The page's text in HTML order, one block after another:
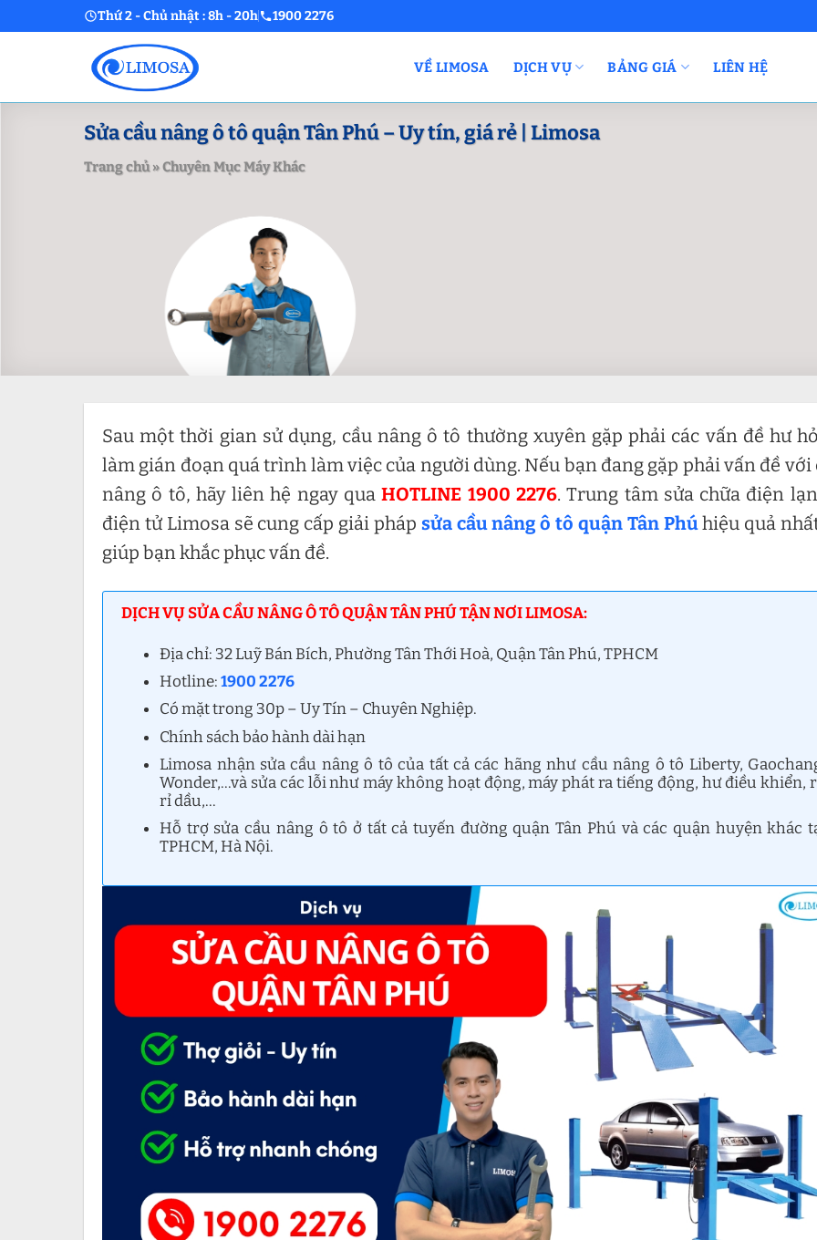
to
Thứ 2 - Chủ nhật : 8h - 20h 1900 2276
VỀ LIMOSA DỊCH VỤ BẢNG GIÁ LIÊN HỆ
Sửa cầu nâng ô tô quận Tân Phú – Uy tín, giá rẻ | Limosa
Trang chủ»Chuyên Mục Máy Khác
Sau một thời gian sử dụng, cầu nâng ô tô thường xuyên gặp phải các vấn đề hư
làm gián đoạn quá trình làm việc của người dùng. Nếu bạn đang gặp phải vấn đề với
nâng ô tô, hãy liên hệ ngay quaHOTLINE 1900 2276. Trung tâm sửa chữa điện
điện tử Limosa sẽ cung cấp giải pháp sửa cầu nâng ô tô quận Tân Phúhiệu quả
giúp bạn khắc phục vấn đề.
DỊCH VỤ SỬA CẦU NÂNG Ô TÔ QUẬN TÂN PHÚ TẬN NƠI LIMOSA:
Địa chỉ: 32 Luỹ Bán Bích, Phường Tân Thới Hoà, Quận Tân Phú, TPHCM
Hotline:1900 2276
Có mặt trong 30p – Uy Tín – Chuyên Nghiệp.
Chính sách bảo hành dài hạn
Limosa nhận sửa cầu nâng ô tô của tất cả các hãng như cầu nâng ô tô Liberty,
Wonder,…và sửa các lỗi như máy không hoạt động, máy phát ra tiếng động, hư điều khiển,
rỉ dầu,…
Hỗ trợ sửa cầu nâng ô tô ở tất cả tuyến đường quận Tân Phú và các quận huyện khác
TPHCM, Hà Nội.